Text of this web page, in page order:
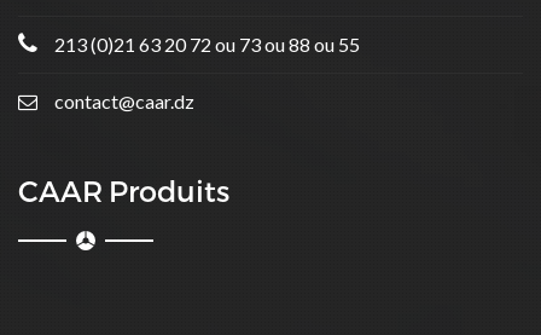
213 (0)21 63 20 72 ou 73 ou 88 ou 55
contact@caar.dz
CAAR Produits